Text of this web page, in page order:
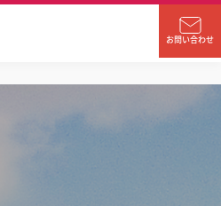
お問い合わせ